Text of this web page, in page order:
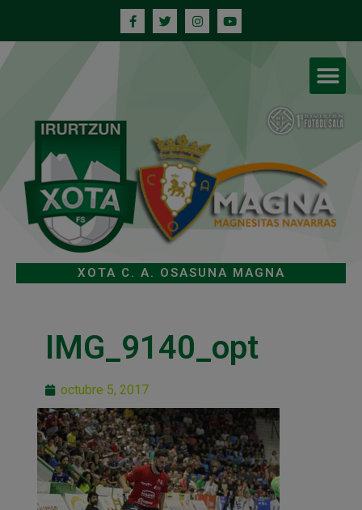
XOTA C. A. OSASUNA MAGNA
IMG_9140_opt
octubre 5, 2017